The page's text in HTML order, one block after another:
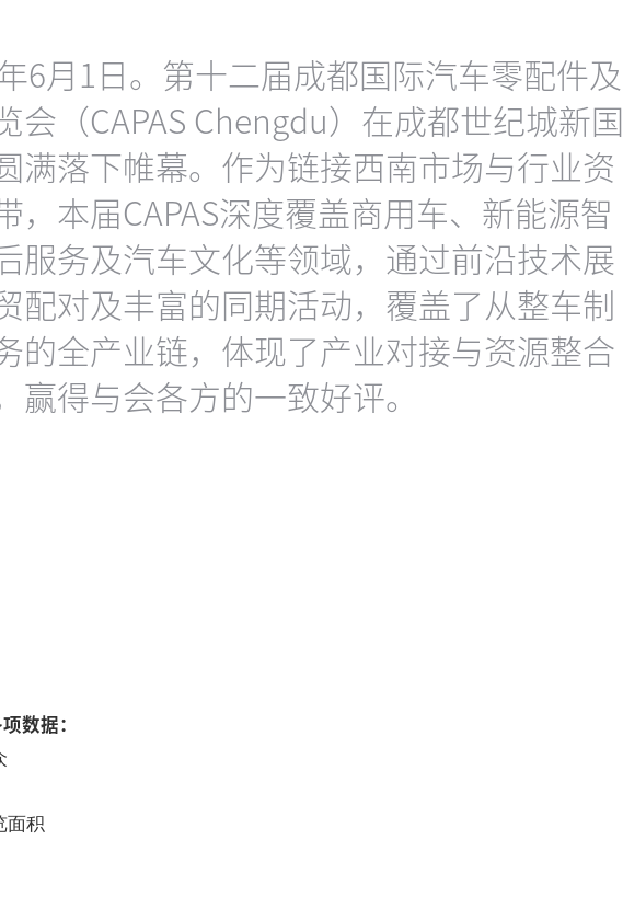
6月1日。第十二届成都国际汽车零配件及
会（CAPAS Chengdu）在成都世纪城新国
满落下帷幕。作为链接西南市场与行业资
，本届CAPAS深度覆盖商用车、新能源智
服务及汽车文化等领域，通过前沿技术展
配对及丰富的同期活动，覆盖了从整车制
的全产业链，体现了产业对接与资源整合
赢得与会各方的一致好评。
数据：
面积